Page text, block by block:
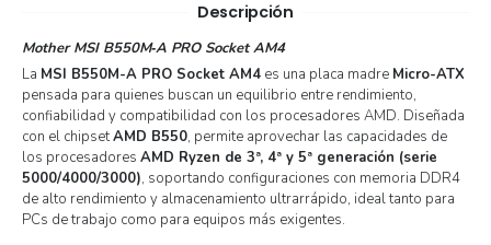
Descripción
Mother MSI B550M‑A PRO Socket AM4
La MSI B550M-A PRO Socket AM4es una placa madre Micro-ATX
pensada para quienes buscan un equilibrio entre rendimiento,
confiabilidad y compatibilidad con los procesadores AMD. Diseñada
con el chipsetAMD B550, permite aprovechar las capacidades de
los procesadores AMD Ryzen de 3ª, 4ª y 5ª generación (serie
5000/4000/3000), soportando configuraciones con memoria DDR4
de alto rendimiento y almacenamiento ultrarrápido, ideal tanto para
PCs de trabajo como para equipos más exigentes.